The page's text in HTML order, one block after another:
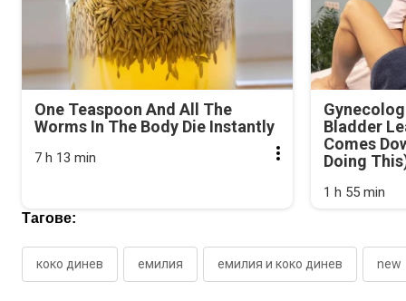
One Teaspoon And All The
Worms In The Body Die Instantly
7 h 13 min
Bladder
Comes
Doing
1 h 55 min
Тагове:
коко динев емилия емилия и коко динев new